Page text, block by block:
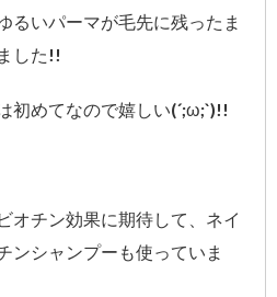
るいパーマが毛先に残ったま
した!!
初めてなので嬉しい(´;ω;`)!!
オチン効果に期待して、ネイ
ンシャンプーも使っていま